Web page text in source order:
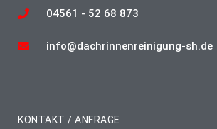
04561 - 52 68 873
info@dachrinnenreinigung-sh.de
KONTAKT / ANFRAGE